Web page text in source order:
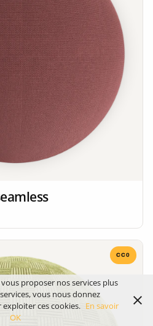
CC0
proposer nos services plus
vous nous donnez
ces cookies. En savoir
OK